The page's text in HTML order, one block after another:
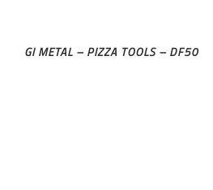
GI METAL – PIZZA TOOLS – DF50